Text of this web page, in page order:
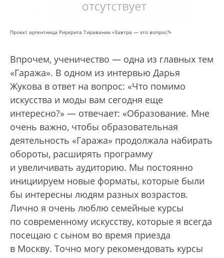
Проект аргентинца Риркрита Тиравании «Завтра — это вопрос?»
Впрочем, ученичество — одна из главных тем
«Гаража». В одном из интервью Дарья
Жукова в ответ на вопрос: «Что помимо
искусства и моды вам сегодня еще
интересно?» — отвечает: «Образование. Мне
очень важно, чтобы образовательная
деятельность «Гаража» продолжала набирать
обороты, расширять программу
и увеличивать аудиторию. Мы постоянно
инициируем новые форматы, которые были
бы интересны людям разных возрастов.
Лично я очень люблю семейные курсы
по современному искусству, которые я всегда
посещаю с сыном во время приезда
в Москву. Точно могу рекомендовать курсы